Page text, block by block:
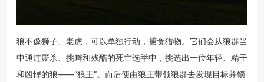
狼不像狮子、老虎，可以单独行动，捕食猎物。它们会从狼群当
中通过厮杀、挑衅和残酷的死亡选举中，挑选出一位年轻、精干
和凶悍的狼——“狼王”。而后便由狼王带领狼群去发现目标并锁